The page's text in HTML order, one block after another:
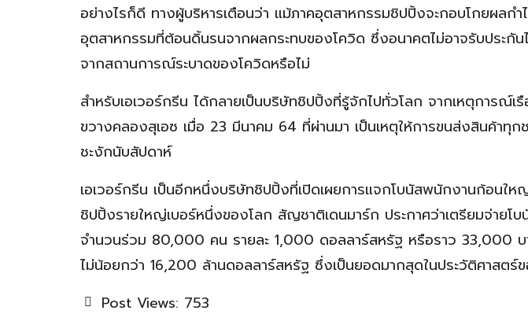
อย่างไรก็ดี ทางผู้บริหารเตือนว่า แม้ภาคอุตสาหกรรมชิปปิ้งจะกอบโกยผลก
อุตสาหกรรมที่ต้อนดิ้นรนจากผลกระทบของโควิด ซึ่งอนาคตไม่อาจรับประกั
จากสถานการณ์ระบาดของโควิดหรือไม่
สำหรับเอเวอร์กรีน ได้กลายเป็นบริษัทชิปปิ้งที่รู้จักไปทั่วโลก จากเหตุการณ์
ขวางคลองสุเอซ เมื่อ 23 มีนาคม 64 ที่ผ่านมา เป็นเหตุให้การขนส่งสินค้าทุ
ชะงักนับสัปดาห์
เอเวอร์กรีน เป็นอีกหนึ่งบริษัทชิปปิ้งที่เปิดเผยการแจกโบนัสพนักงานก้อนใ
ชิปปิ้งรายใหญ่เบอร์หนึ่งของโลก สัญชาติเดนมาร์ก ประกาศว่าเตรียมจ่ายโ
จำนวนร่วม 80,000 คน รายละ 1,000 ดอลลาร์สหรัฐ หรือราว 33,000
ไม่น้อยกว่า 16,200 ล้านดอลลาร์สหรัฐ ซึ่งเป็นยอดมากสุดในประวัติศาสต
Post Views: 753